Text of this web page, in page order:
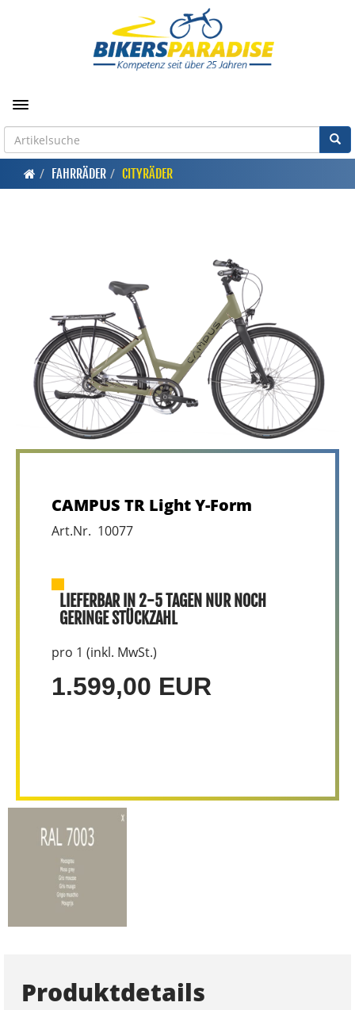
Toggle navigation
FAHRRÄDER CITYRÄDER
CAMPUS TR Light Y-Form
Art.Nr. 10077
LIEFERBAR IN 2-5 TAGEN NUR NOCH
GERINGE STÜCKZAHL
pro 1 (inkl. MwSt.)
1.599,00 EUR
Produktdetails